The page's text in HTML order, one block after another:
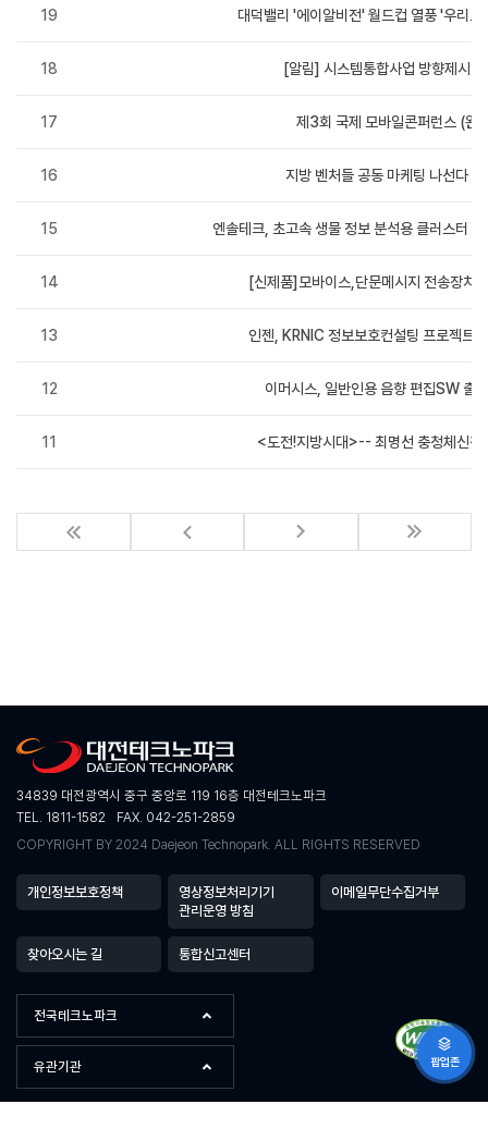
19 대덕밸리 '에이알비전' 월드컵 열풍 '우리
18 [알림] 시스템통합사업 방향제시 (
17 제3회 국제 모바일콘퍼런스 (완
16 지방 벤처들 공동 마케팅 나선다 (
15 엔솔테크, 초고속 생물 정보 분석용 클러스터
14 [신제품]모바이스,단문메시지 전송장치
13 인젠, KRNIC 정보보호컨설팅 프로젝트
12 이머시스, 일반인용 음향 편집SW 출
11 <도전!지방시대>-- 최명선 충청체신청
34839 대전광역시 중구 중앙로 119 16층 대전테크노파크
TEL. 1811-1582
FAX. 042-251-2859
COPYRIGHT BY 2024 Daejeon Technopark. ALL RIGHTS RESERVED
전국테크노파크
유관기관
개인정보보호정책
영상정보처리기기
관리운영 방침
이메일무단수집거부
찾아오시는 길 통합신고센터
팝업존